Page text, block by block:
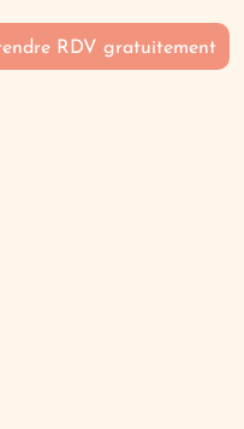
RDV gratuitement